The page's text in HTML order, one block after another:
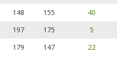
148 155 40
197 175 5
179 147 22